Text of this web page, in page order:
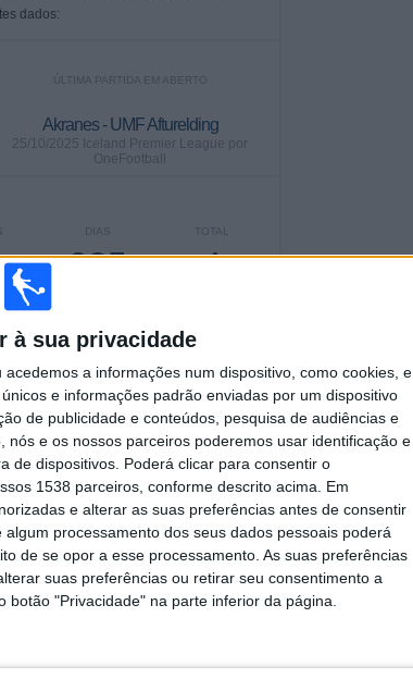
à sua privacidade
acedemos a informações num dispositivo, como cookies, e
e informações padrão enviadas por um dispositivo
de publicidade e conteúdos, pesquisa de audiências e
nós e os nossos parceiros poderemos usar identificação e
de dispositivos. Poderá clicar para consentir o
1538 parceiros, conforme descrito acima. Em
e alterar as suas preferências antes de consentir
algum processamento dos seus dados pessoais poderá
de se opor a esse processamento. As suas preferências
suas preferências ou retirar seu consentimento a
"Privacidade" na parte inferior da página.
dados:
ÚLTIMA PARTIDA EM ABERTO
Akranes - UMF Afturelding
25/10/2025 Iceland Premier League por
OneFootball
TOTAL
4
DIAS
285
TOTAL
15
RIVAIS
MÁXIMO
9
Hafnarfjordur
TOTAL
1
83 (100%)